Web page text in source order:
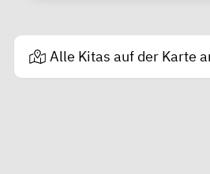
Alle Kitas auf der Karte